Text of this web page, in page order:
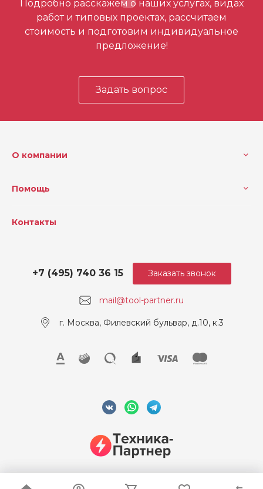
первым
Подробно расскажем о наших услугах, видах
работ и типовых проектах, рассчитаем
стоимость и подготовим индивидуальное
предложение!
Задать вопрос
О компании
Помощь
Контакты
mail@tool-partner.ru
+7 (495) 740 36 15
г. Москва, Филевский бульвар, д.10, к.3
Заказать звонок
© 2026 ООО "Техника-Партнер", ИНН 7715962922, Все права